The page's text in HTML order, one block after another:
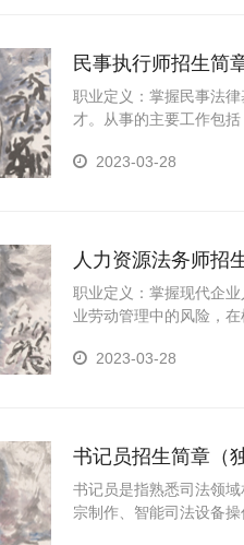
民事执行师招生简
职业定义：掌握民事法
才。从事的主要工作包括
2023-03-28
人力资源法务师招
职业定义：掌握现代企
业劳动管理中的风险，
理，使人事管理科学化
2023-03-28
书记员招生简章（
书记员是指熟悉司法领
宗制作、智能司法设备